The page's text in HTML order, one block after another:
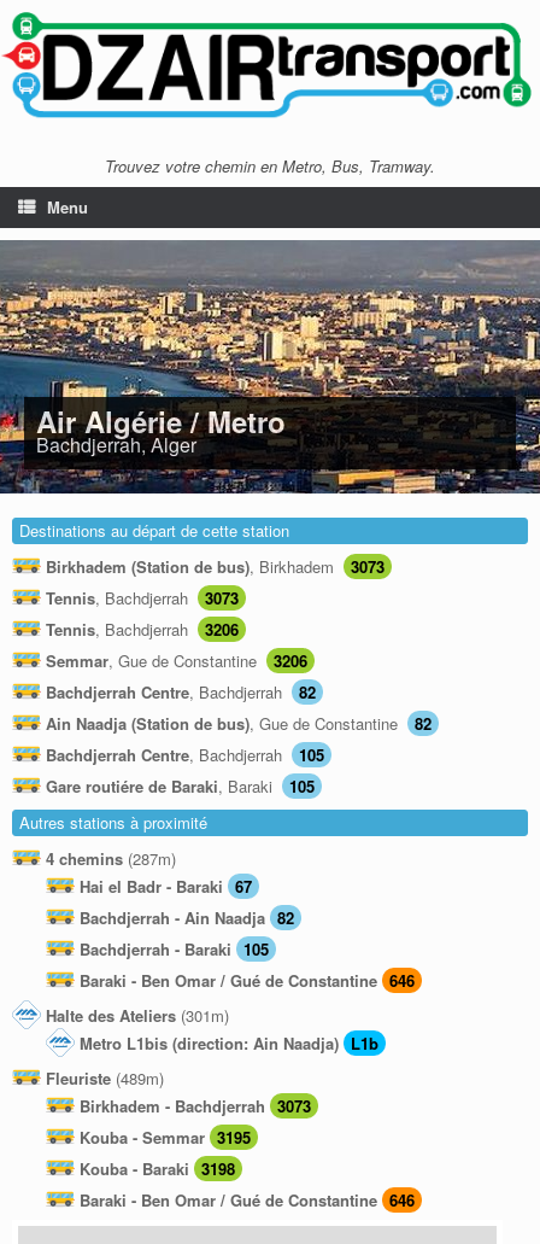
Trouvez votre chemin en Metro, Bus, Tramway.
Menu
Air Algérie / Metro
Bachdjerrah, Alger
Destinations au départ de cette station
Birkhadem (Station de bus), Birkhadem
3073
Tennis, Bachdjerrah
3073
Tennis, Bachdjerrah
3206
Semmar, Gue de Constantine
3206
Bachdjerrah Centre, Bachdjerrah
82
Ain Naadja (Station de bus), Gue de Constantine
82
Bachdjerrah Centre, Bachdjerrah
105
Gare routiére de Baraki, Baraki
105
Autres stations à proximité
4 chemins (287m)
Hai el Badr - Baraki 67
Bachdjerrah - Ain Naadja 82
Bachdjerrah - Baraki 105
Baraki - Ben Omar / Gué de Constantine 646
Halte des Ateliers (301m)
Metro L1bis (direction: Ain Naadja) L1b
Fleuriste (489m)
Birkhadem - Bachdjerrah 3073
Kouba - Semmar 3195
Kouba - Baraki 3198
Baraki - Ben Omar / Gué de Constantine 646